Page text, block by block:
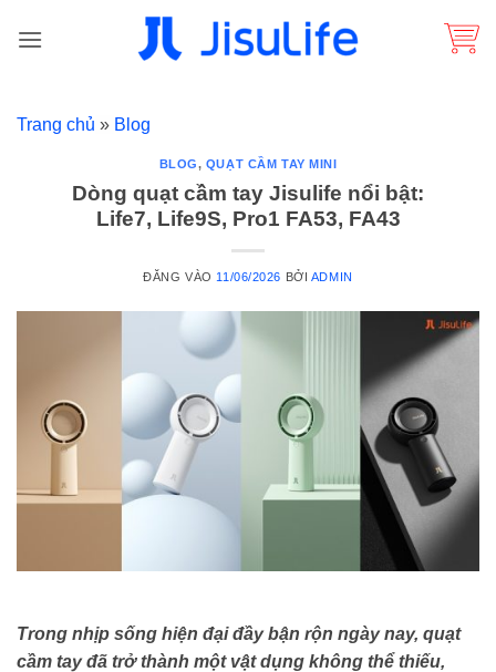
qua
Trang chủ » Blog
BLOG, QUẠT CẦM TAY MINI
Dòng quạt cầm tay Jisulife nổi bật:
Life7, Life9S, Pro1 FA53, FA43
ĐĂNG VÀO 11/06/2026 BỞI ADMIN
Trong nhịp sống hiện đại đầy bận rộn ngày nay, quạt
cầm tay đã trở thành một vật dụng không thể thiếu,